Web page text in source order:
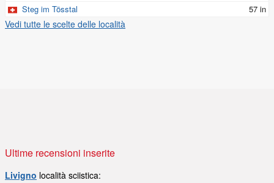
Steg im Tösstal
57 in
Vedi tutte le scelte delle località
Ultime recensioni inserite
Livigno località sciistica: